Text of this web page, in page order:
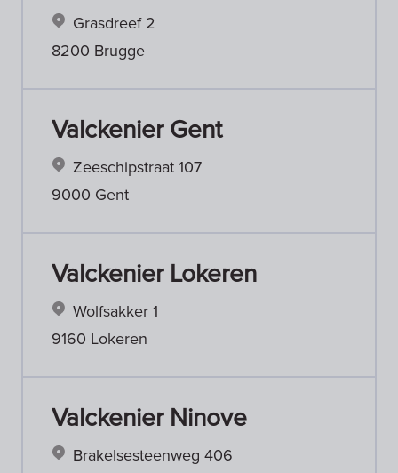
Grasdreef 2
8200 Brugge
Valckenier Gent
Zeeschipstraat 107
9000 Gent
Valckenier Lokeren
Wolfsakker 1
9160 Lokeren
Valckenier Ninove
Brakelsesteenweg 406